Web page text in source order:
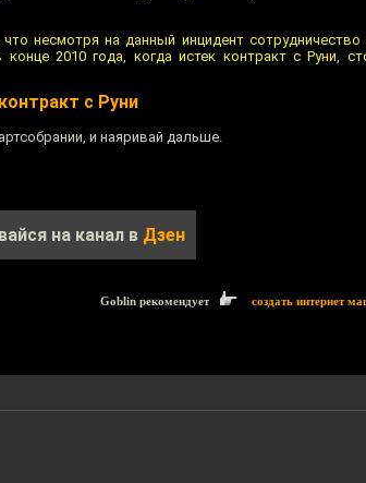
несмотря на данный инцидент
2010 года, когда истек контракт с Руни,
с Руни
и наяривай дальше.
на канал в Дзен
Goblin рекомендует создать интернет